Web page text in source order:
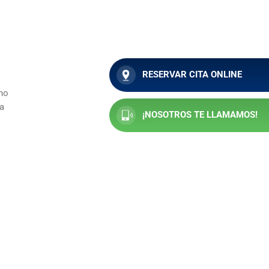
RESERVAR CITA ONLINE
¡NOSOTROS TE LLAMAMOS!